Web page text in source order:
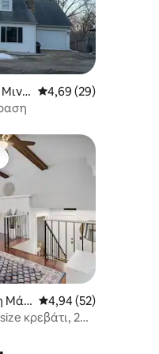
Μέση βαθμολογία:
4,69 (29)
Μάο Μέση βαθμολογία:
4,94 (52)
κρεβάτι, 2
αυλή